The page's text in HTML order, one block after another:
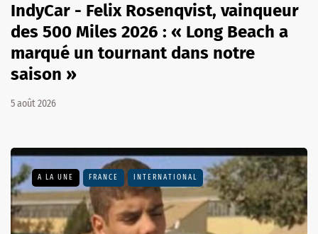
IndyCar - Felix Rosenqvist, vainqueur
des 500 Miles 2026 : « Long Beach a
marqué un tournant dans notre
saison »
5 août 2026
A LA UNE FRANCE INTERNATIONAL